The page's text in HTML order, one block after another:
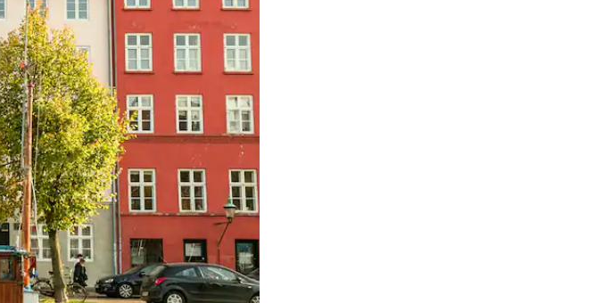
プして検索結果を確認することができます。